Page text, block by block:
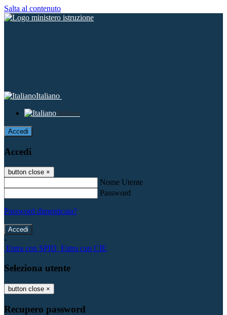
Salta al contenuto
Italiano
Italiano
Accedi
Accedi
button close ×
Nome Utente
Password
Password dimenticata?
-
Entra con SPID Entra con CIE
Seleziona utente
button close ×
Recupero password